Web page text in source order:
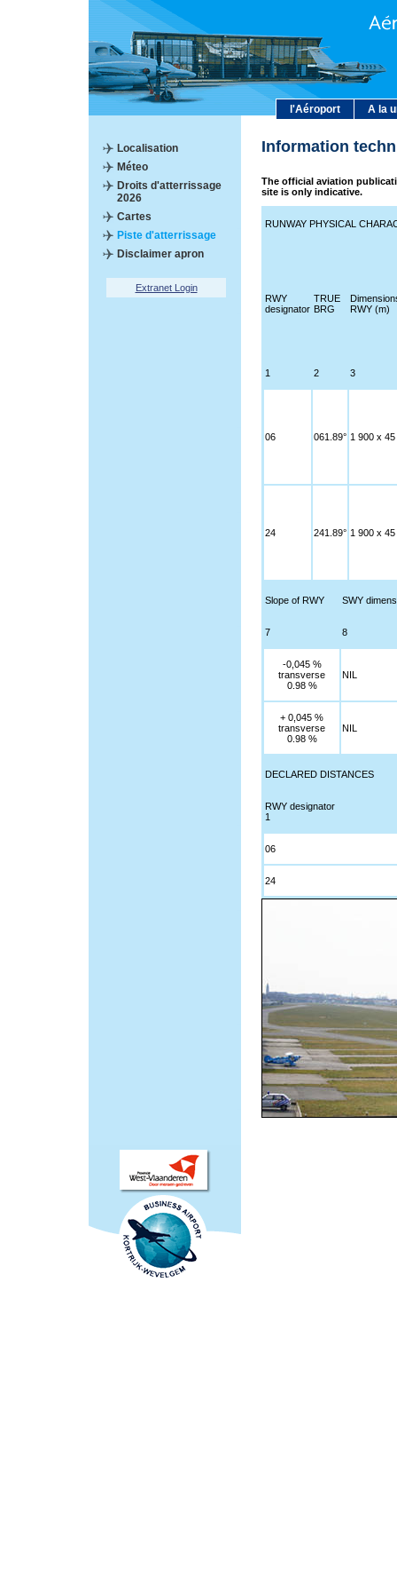
l'Aéroport A la
Localisation
Méteo
Droits d'atterrissage
2026
Cartes
Piste d'atterrissage
Disclaimer apron
Extranet Login
Information
The official aviation
site is only indicative.
RUNWAY PHYSICAL
RWY
designator
TRUE
BRG
RWY (m)
1 2 3
06 061.89° 1 900 x 45
24 241.89° 1 900 x 45
Slope of RWY SWY
7 8
-0,045 %
transverse
0.98 %
NIL
+ 0,045 %
transverse
0.98 %
NIL
DECLARED DISTANCES
RWY designator
1
06
24